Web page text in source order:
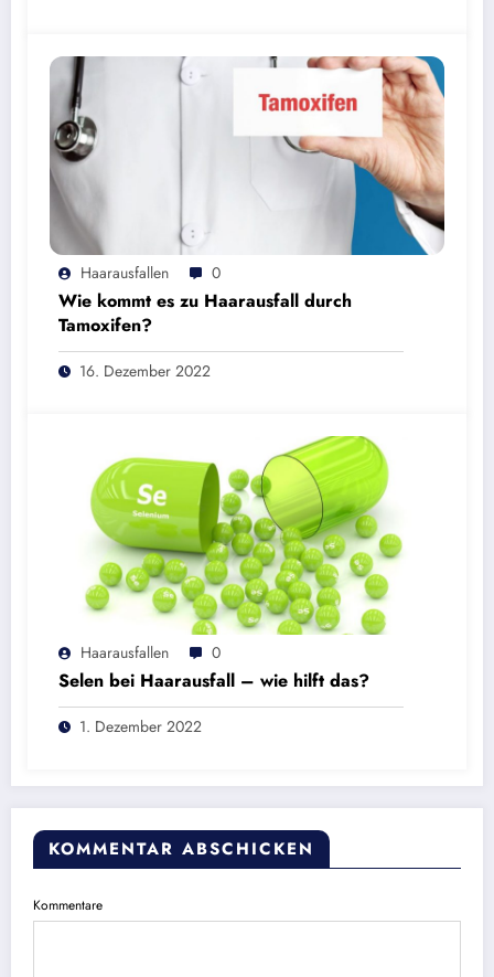
Haarausfallen 0
Wie kommt es zu Haarausfall durch
Tamoxifen?
16. Dezember 2022
Haarausfallen 0
Selen bei Haarausfall – wie hilft das?
1. Dezember 2022
KOMMENTAR ABSCHICKEN
Kommentare